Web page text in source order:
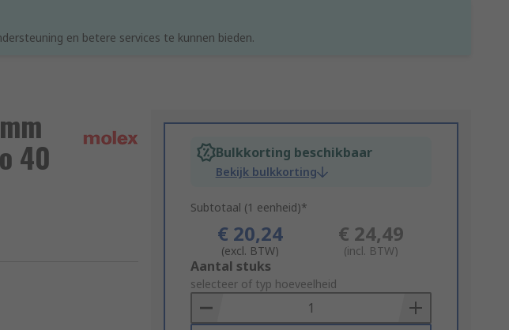
en betere services te kunnen bieden.
40 Bulkkorting beschikbaar
Bekijk bulkkorting
Subtotaal (1 eenheid)*
€ 20,24
(excl. BTW)
€ 24,49
(incl. BTW)
Add
to
Basket
Aantal stuks
selecteer of typ hoeveelheid